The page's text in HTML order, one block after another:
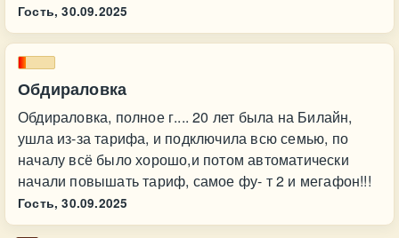
Гость, 30.09.2025
Обдираловка
Обдираловка, полное г.... 20 лет была на Билайн,
ушла из-за тарифа, и подключила всю семью, по
началу всё было хорошо,и потом автоматически
начали повышать тариф, самое фу- т 2 и мегафон!!!
Гость, 30.09.2025